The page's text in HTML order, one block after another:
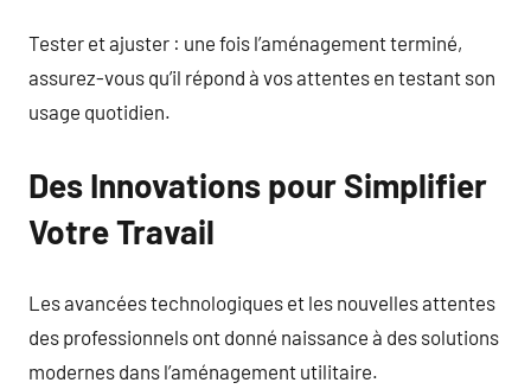
Tester et ajuster : une fois l’aménagement terminé,
assurez-vous qu’il répond à vos attentes en testant son
usage quotidien.
Des Innovations pour Simplifier
Votre Travail
Les avancées technologiques et les nouvelles attentes
des professionnels ont donné naissance à des solutions
modernes dans l’aménagement utilitaire.